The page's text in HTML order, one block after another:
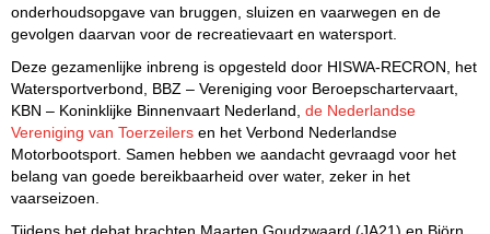
onderhoudsopgave van bruggen, sluizen en vaarwegen en de
gevolgen daarvan voor de recreatievaart en watersport.
Deze gezamenlijke inbreng is opgesteld door HISWA-RECRON, het
Watersportverbond, BBZ – Vereniging voor Beroepschartervaart,
KBN – Koninklijke Binnenvaart Nederland, de Nederlandse
Vereniging van Toerzeilers en het Verbond Nederlandse
Motorbootsport. Samen hebben we aandacht gevraagd voor het
belang van goede bereikbaarheid over water, zeker in het
vaarseizoen.
Tijdens het debat brachten Maarten Goudzwaard (JA21) en Björn